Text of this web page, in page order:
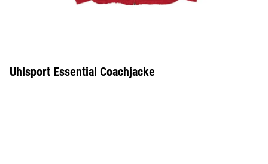
Uhlsport Essential Coachjacke